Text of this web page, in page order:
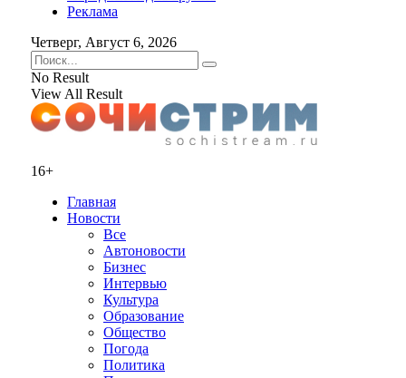
Реклама
Четверг, Август 6, 2026
No Result
View All Result
16+
Главная
Новости
Все
Автоновости
Бизнес
Интервью
Культура
Образование
Общество
Погода
Политика